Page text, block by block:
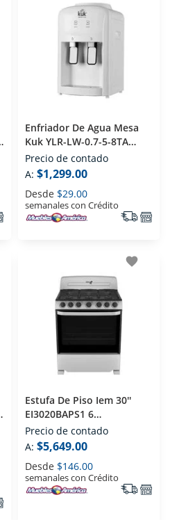
Enfriador De Agua Mesa
Kuk YLR-LW-0.7-5-8TA
Blanco
Precio de contado
A: $1,299.00
Desde $29.00
semanales con Crédito
favorite
Estufa De Piso Iem 30''
EI3020BAPS1 6
Quemadores
Precio de contado
A: $5,649.00
Desde $146.00
semanales con Crédito